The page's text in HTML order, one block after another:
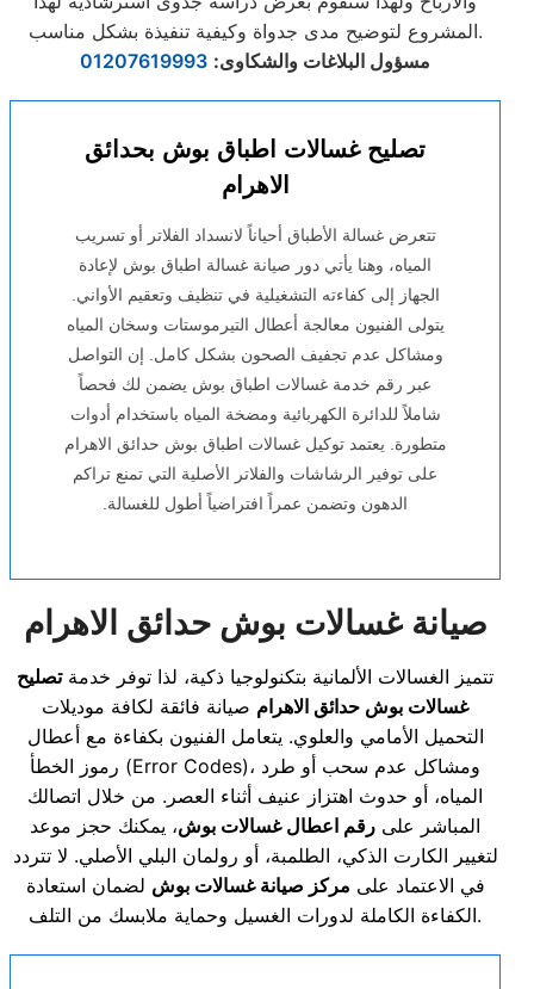
المشروع لتوضيح مدى جدواة وكيفية تنفيذة بشكل مناسب.
مسؤول البلاغات والشكاوى:
01207619993
تصليح غسالات اطباق بوش بحدائق
الاهرام
تتعرض غسالة الأطباق أحياناً لانسداد الفلاتر أو تسريب
المياه، وهنا يأتي دور صيانة غسالة اطباق بوش لإعادة
الجهاز إلى كفاءته التشغيلية في تنظيف وتعقيم الأواني.
يتولى الفنيون معالجة أعطال التيرموستات وسخان المياه
ومشاكل عدم تجفيف الصحون بشكل كامل. إن التواصل
عبر رقم خدمة غسالات اطباق بوش يضمن لك فحصاً
شاملاً للدائرة الكهربائية ومضخة المياه باستخدام أدوات
متطورة. يعتمد توكيل غسالات اطباق بوش حدائق الاهرام
على توفير الرشاشات والفلاتر الأصلية التي تمنع تراكم
الدهون وتضمن عمراً افتراضياً أطول للغسالة.
صيانة غسالات بوش حدائق الاهرام
تتميز الغسالات الألمانية بتكنولوجيا ذكية، لذا توفر خدمةتصليح
غسالات بوش حدائق الاهرام صيانة فائقة لكافة موديلات
التحميل الأمامي والعلوي. يتعامل الفنيون بكفاءة مع أعطال
رموز الخطأ (Error Codes)، ومشاكل عدم سحب أو طرد
المياه، أو حدوث اهتزاز عنيف أثناء العصر. من خلال اتصالك
المباشر على رقم اعطال غسالات بوش، يمكنك حجز موعد
لتغيير الكارت الذكي، الطلمبة، أو رولمان البلي الأصلي. لا تتردد
في الاعتماد على مركز صيانة غسالات بوش لضمان استعادة
الكفاءة الكاملة لدورات الغسيل وحماية ملابسك من التلف.